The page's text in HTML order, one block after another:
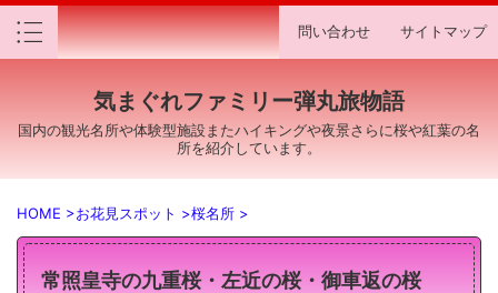
問い合わせ サイトマップ
気まぐれファミリー弾丸旅物語
国内の観光名所や体験型施設またハイキングや夜景さらに桜や紅葉の名
所を紹介しています。
HOME >お花見スポット >桜名所 >
常照皇寺の九重桜・左近の桜・御車返の桜